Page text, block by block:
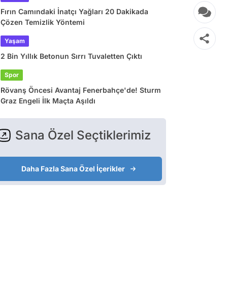
Fırın Camındaki İnatçı Yağları 20 Dakikada
Çözen Temizlik Yöntemi
Yaşam
2 Bin Yıllık Betonun Sırrı Tuvaletten Çıktı
Spor
Rövanş Öncesi Avantaj Fenerbahçe'de! Sturm
Graz Engeli İlk Maçta Aşıldı
Sana Özel Seçtiklerimiz
Daha Fazla Sana Özel İçerikler